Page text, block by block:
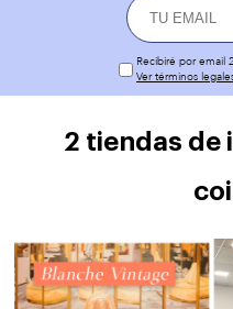
Recibiré por email
Ver términos
2 tiendas de